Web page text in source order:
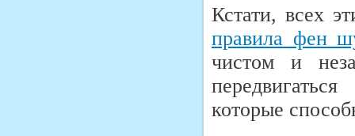
Кстати, всех
правила фен
чистом и
которые